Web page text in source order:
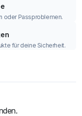
oder Passproblemen.
für deine Sicherheit.